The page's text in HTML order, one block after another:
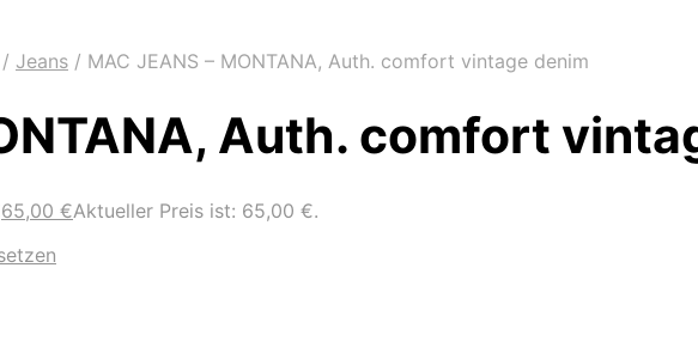
/ Jeans / MAC JEANS – MONTANA, Auth. comfort vintage denim
Auth. comfort
65,00 €Aktueller Preis ist: 65,00 €.